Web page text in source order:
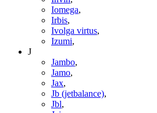
Iomega,
Irbis,
Ivolga virtus,
Izumi,
J
Jambo,
Jamo,
Jax,
Jb (jetbalance),
Jbl,